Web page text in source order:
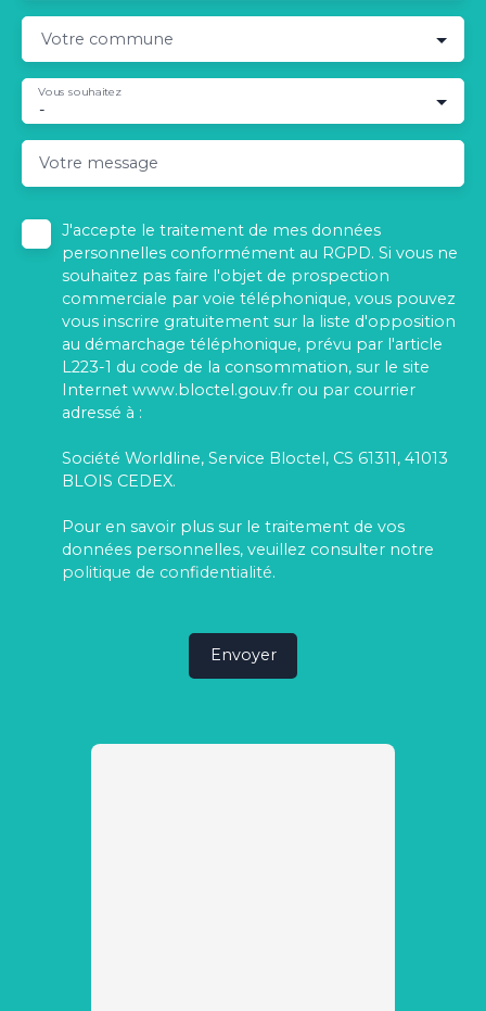
Votre commune
-
Vous souhaitez
Votre message
J'accepte le traitement de mes données
personnelles conformément au RGPD. Si vous ne
souhaitez pas faire l'objet de prospection
commerciale par voie téléphonique, vous pouvez
vous inscrire gratuitement sur la liste d'opposition
au démarchage téléphonique, prévu par l'article
L223-1 du code de la consommation, sur le site
Internet www.bloctel.gouv.fr ou par courrier
adressé à :
Société Worldline, Service Bloctel, CS 61311, 41013
BLOIS CEDEX.
Pour en savoir plus sur le traitement de vos
données personnelles, veuillez consulter notre
politique de confidentialité.
Envoyer